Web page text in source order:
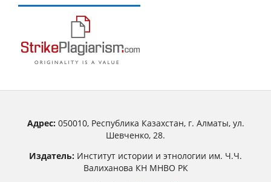
Адрес:050010, Республика Казахстан, г. Алматы, ул.
Шевченко, 28.
Издатель: Институт истории и этнологии им. Ч.Ч.
Валиханова КН МНВО РК